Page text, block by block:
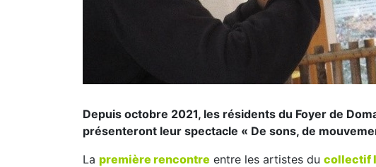
Depuis octobre 2021, les résidents du Foyer de
présenteront leur spectacle « De sons, de
La première rencontre entre les artistes du collectif